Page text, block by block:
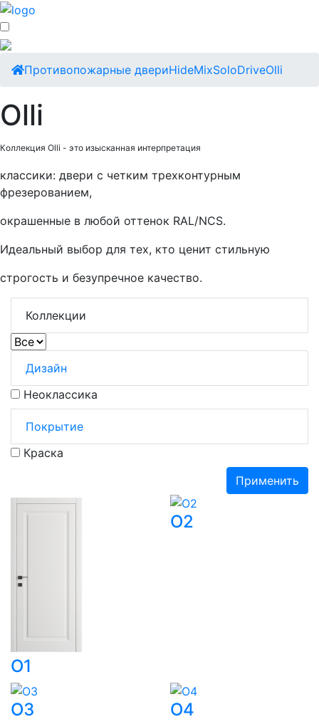
Противопожарные двериHideMixSoloDriveOlli
Olli
Коллекция Olli - это изысканная интерпретация
классики: двери с четким трехконтурным
фрезерованием,
окрашенные в любой оттенок RAL/NCS.
Идеальный выбор для тех, кто ценит стильную
строгость и безупречное качество.
Коллекции
Дизайн
Неоклассика
Покрытие
Краска
Применить
O1
O2
O3 O4